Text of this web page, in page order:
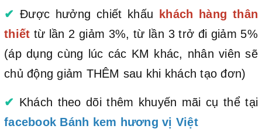
✔ Được hưởng chiết khấu khách hàng thân
thiết từ lần 2 giảm 3%, từ lần 3 trở đi giảm 5%
(áp dụng cùng lúc các KM khác, nhân viên sẽ
chủ động giảm THÊM sau khi khách tạo đơn)
✔ Khách theo dõi thêm khuyến mãi cụ thể tại
facebook Bánh kem hương vị Việt